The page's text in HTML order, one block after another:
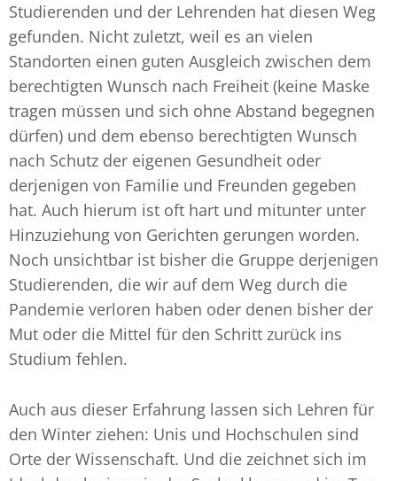
Studierenden und der Lehrenden hat diesen Weg
gefunden. Nicht zuletzt, weil es an vielen
Standorten einen guten Ausgleich zwischen dem
berechtigten Wunsch nach Freiheit (keine Maske
tragen müssen und sich ohne Abstand begegnen
dürfen) und dem ebenso berechtigten Wunsch
nach Schutz der eigenen Gesundheit oder
derjenigen von Familie und Freunden gegeben
hat. Auch hierum ist oft hart und mitunter unter
Hinzuziehung von Gerichten gerungen worden.
Noch unsichtbar ist bisher die Gruppe derjenigen
Studierenden, die wir auf dem Weg durch die
Pandemie verloren haben oder denen bisher der
Mut oder die Mittel für den Schritt zurück ins
Studium fehlen.
Auch aus dieser Erfahrung lassen sich Lehren für
den Winter ziehen: Unis und Hochschulen sind
Orte der Wissenschaft. Und die zeichnet sich im